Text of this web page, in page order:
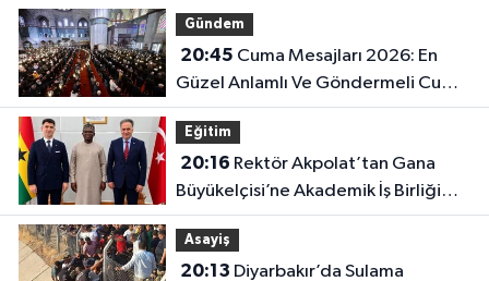
Gündem
20:45
Güzel Anlamlı Ve Göndermeli Cuma
Sözleri..
Eğitim
20:16
Büyükelçisi’ne Akademik İş Birliği
Ziyareti!
Asayiş
20:13